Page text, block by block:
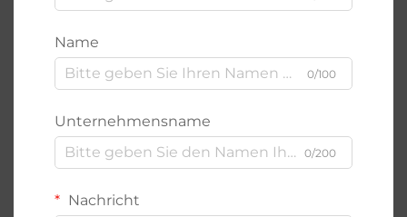
Name
0/100
Unternehmensname
0/200
Nachricht